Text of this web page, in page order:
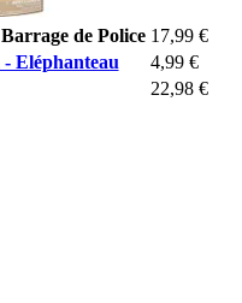
de Police 17,99 €
Eléphanteau
4,99 €
22,98 €